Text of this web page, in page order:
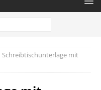
Schreibtischunterlage mit